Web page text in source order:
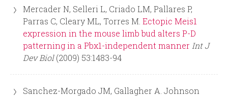
e
d
Mercader N, Selleri L, Criado LM, Pallares P,
Parras C, Cleary ML, Torres M. Ectopic Meis1
expression in the mouse limb bud alters P-D
patterning in a Pbx1-independent mannerInt J
Dev Biol(2009) 53:1483-94
Sanchez-Morgado JM, Gallagher A. Johnson